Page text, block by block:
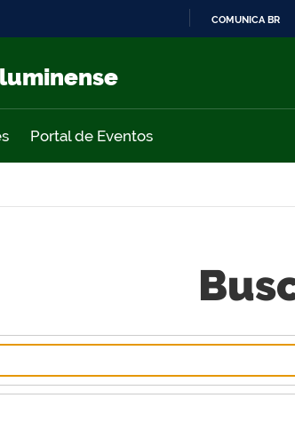
COMUNICA BR
Portal de Eventos